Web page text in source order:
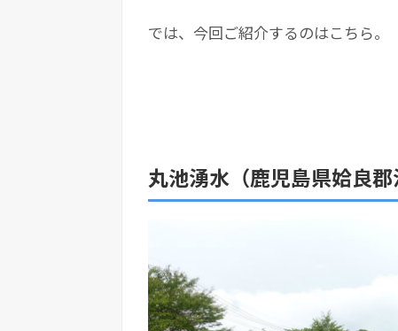
では、今回ご紹介するのはこちら。
丸池湧水（鹿児島県姶良郡